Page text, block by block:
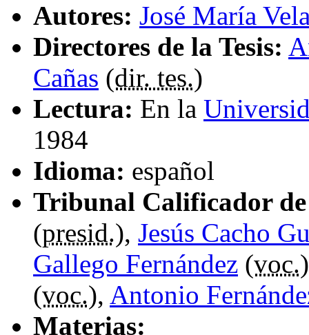
Autores: José María
Directores de la Tesis:
Cañas (dir. tes.)
Lectura: En la
1984
Idioma: español
Tribunal Calificador de
(presid.), Jesús Cacho
Gallego Fernández (voc.
(voc.), Antonio
Materias: